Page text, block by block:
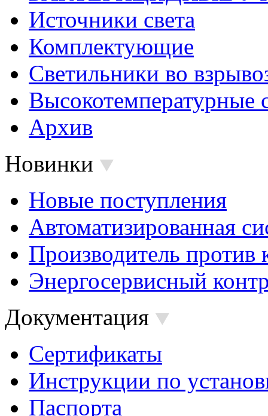
Источники света
Комплектующие
Светильники во
Высокотемпературные
Архив
Новинки
Новые поступления
Автоматизированная
Производитель против
Энергосервисный
Документация
Сертификаты
Инструкции по
Паспорта